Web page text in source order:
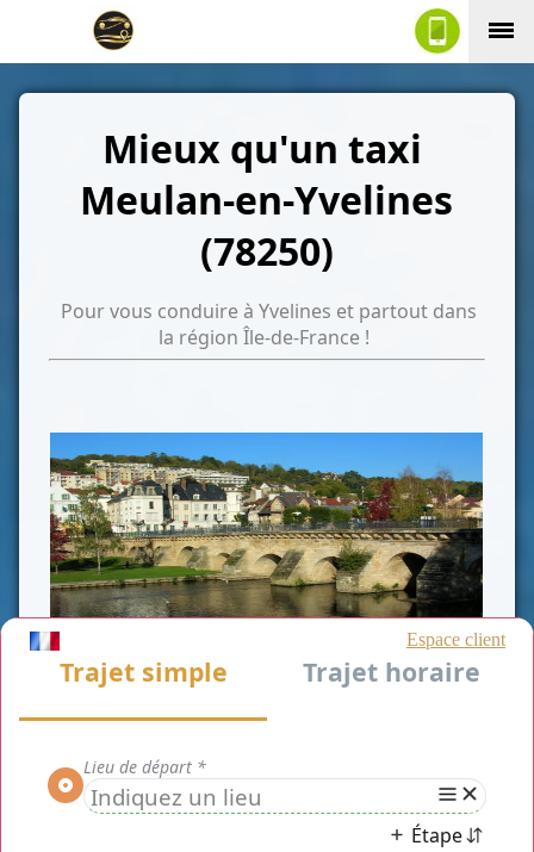
Mieux qu'un taxi
Meulan-en-Yvelines
(78250)
Pour vous conduire à Yvelines et partout dans
la région Île-de-France !
CLASSE AFFAIRE